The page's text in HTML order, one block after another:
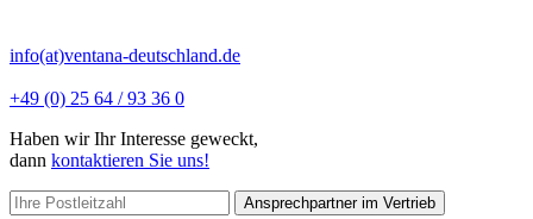
info(at)ventana-deutschland.de
+49 (0) 25 64 / 93 36 0
Haben wir Ihr Interesse geweckt,
dann kontaktieren Sie uns!
Ansprechpartner im Vertrieb